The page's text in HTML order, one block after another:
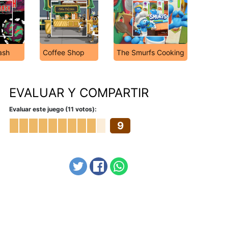
Coffee Shop The Smurfs Cooking
EVALUAR Y COMPARTIR
Evaluar este juego (11 votos):
9